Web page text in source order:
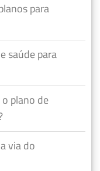
para
saúde para
plano de
via do